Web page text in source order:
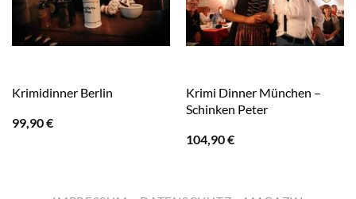
Krimidinner Berlin
99,90€
Krimi Dinner München –
Schinken Peter
104,90€